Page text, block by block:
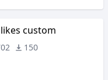
custom
150